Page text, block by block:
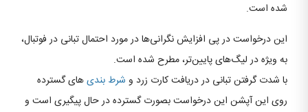
شده است.
این درخواست در پی افزایش نگرانی‌ها در مورد احتمال تبانی در فوتبال،
به ویژه در لیگ‌های پایین‌تر، مطرح شده است.
با شدت گرفتن تبانی در دریافت کارت زرد و شرط بندیهای گسترده
روی این آپشن این درخواست بصورت گسترده در حال پیگیری است و